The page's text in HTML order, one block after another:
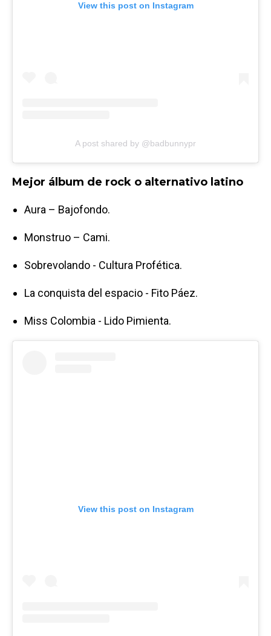
View this post on Instagram
A post shared by @badbunnypr
Mejor álbum de rock o alternativo latino
Aura – Bajofondo.
Monstruo – Cami.
Sobrevolando - Cultura Profética.
La conquista del espacio - Fito Páez.
Miss Colombia - Lido Pimienta.
View this post on Instagram